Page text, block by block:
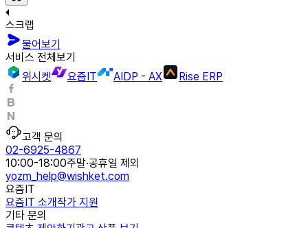
스크랩
물어보기
서비스 전체보기
위시켓
요즘IT AIDP - AX Rise ERP
고객 문의
02-6925-4867
10:00-18:00주말·공휴일 제외
yozm_help@wishket.com
요즘IT
요즘IT 소개작가 지원
기타 문의